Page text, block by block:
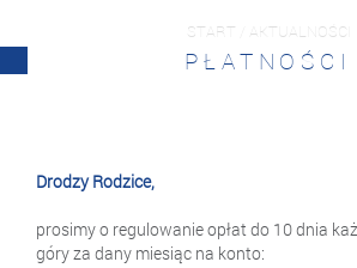
START / AKTUALNOŚCI
PŁATNOŚCI
Drodzy Rodzice,
prosimy o regulowanie opłat do 10 dnia
góry za dany miesiąc na konto: